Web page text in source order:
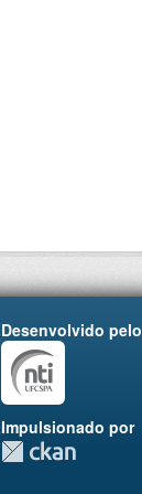
Desenvolvido pelo
Impulsionado por